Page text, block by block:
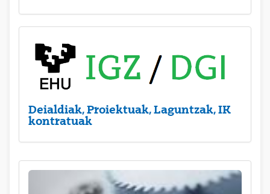
Deialdiak, Proiektuak, Laguntzak, IK
kontratuak